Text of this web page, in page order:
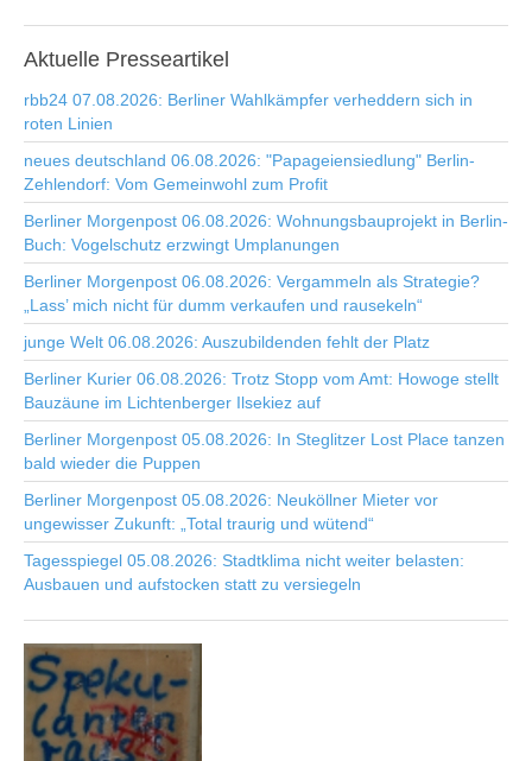
Aktuelle Presseartikel
rbb24 07.08.2026: Berliner Wahlkämpfer verheddern sich in
roten Linien
neues deutschland 06.08.2026: "Papageiensiedlung" Berlin-
Zehlendorf: Vom Gemeinwohl zum Profit
Berliner Morgenpost 06.08.2026: Wohnungsbauprojekt in Berlin-
Buch: Vogelschutz erzwingt Umplanungen
Berliner Morgenpost 06.08.2026: Vergammeln als Strategie?
„Lass’ mich nicht für dumm verkaufen und rausekeln“
junge Welt 06.08.2026: Auszubildenden fehlt der Platz
Berliner Kurier 06.08.2026: Trotz Stopp vom Amt: Howoge stellt
Bauzäune im Lichtenberger Ilsekiez auf
Berliner Morgenpost 05.08.2026: In Steglitzer Lost Place tanzen
bald wieder die Puppen
Berliner Morgenpost 05.08.2026: Neuköllner Mieter vor
ungewisser Zukunft: „Total traurig und wütend“
Tagesspiegel 05.08.2026: Stadtklima nicht weiter belasten:
Ausbauen und aufstocken statt zu versiegeln